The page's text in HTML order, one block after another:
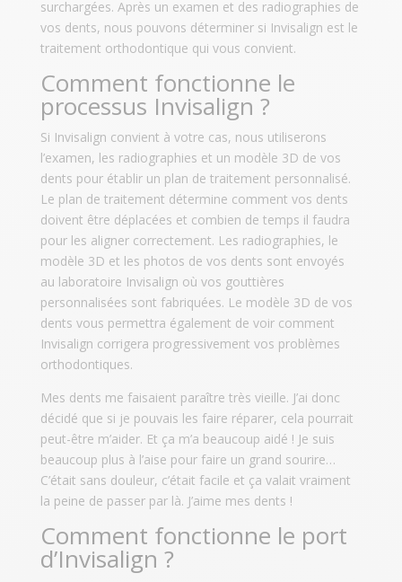
surchargées. Après un examen et des radiographies de
vos dents, nous pouvons déterminer si Invisalign est le
traitement orthodontique qui vous convient.
Comment fonctionne le
processus Invisalign ?
Si Invisalign convient à votre cas, nous utiliserons
l’examen, les radiographies et un modèle 3D de vos
dents pour établir un plan de traitement personnalisé.
Le plan de traitement détermine comment vos dents
doivent être déplacées et combien de temps il faudra
pour les aligner correctement. Les radiographies, le
modèle 3D et les photos de vos dents sont envoyés
au laboratoire Invisalign où vos gouttières
personnalisées sont fabriquées. Le modèle 3D de vos
dents vous permettra également de voir comment
Invisalign corrigera progressivement vos problèmes
orthodontiques.
Mes dents me faisaient paraître très vieille. J’ai donc
décidé que si je pouvais les faire réparer, cela pourrait
peut-être m’aider. Et ça m’a beaucoup aidé ! Je suis
beaucoup plus à l’aise pour faire un grand sourire…
C’était sans douleur, c’était facile et ça valait vraiment
la peine de passer par là. J’aime mes dents !
Comment fonctionne le port
d’Invisalign ?